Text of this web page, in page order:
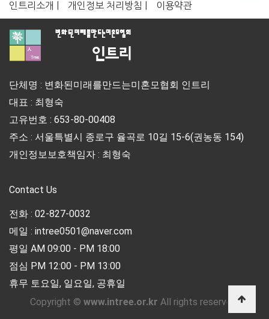
인트리소개 | 개인정보 처리방침 | 이용약관
단체명 : 변화된미래를만드는미혼모협회 인트리
대표 : 최형숙
고유번호 : 653-80-00408
주소 : 서울특별시 종로구 율곡로 10길 15-6(권농동 154)
개인정보보호책임자 : 최형숙
Contact Us
전화 : 02-827-0032
메일 : intree0501@naver.com
평일 AM 09:00 - PM 18:00
점심 PM 12:00 - PM 13:00
휴무 토요일, 일요일, 공휴일
Copyright © www.intree.or.kr All rights reserved.